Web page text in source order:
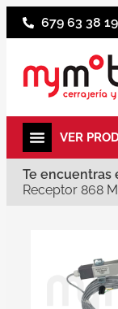
679 63 38 19
Te encuentras
Receptor 868